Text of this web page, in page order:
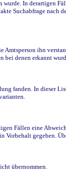
In derartigen
Suchabfrage nach
ihn
denen erkannt
fanden. In dieser
Fällen eine
gegeben.
übernommen.